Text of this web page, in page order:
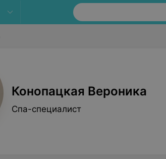
Конопацкая Вероника
Спа-специалист